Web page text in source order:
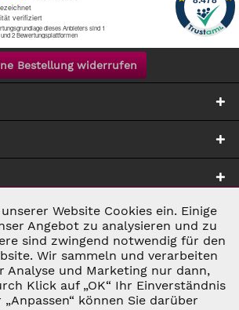
Bestellung widerrufen
Aktiv
Inaktiv
Inaktiv
Website Cookies ein. Einige
Angebot zu analysieren und zu
sind zwingend notwendig für den
Wir sammeln und verarbeiten
Analyse und Marketing nur dann,
Klick auf „OK“ Ihr Einverständnis
„Anpassen“ können Sie darüber